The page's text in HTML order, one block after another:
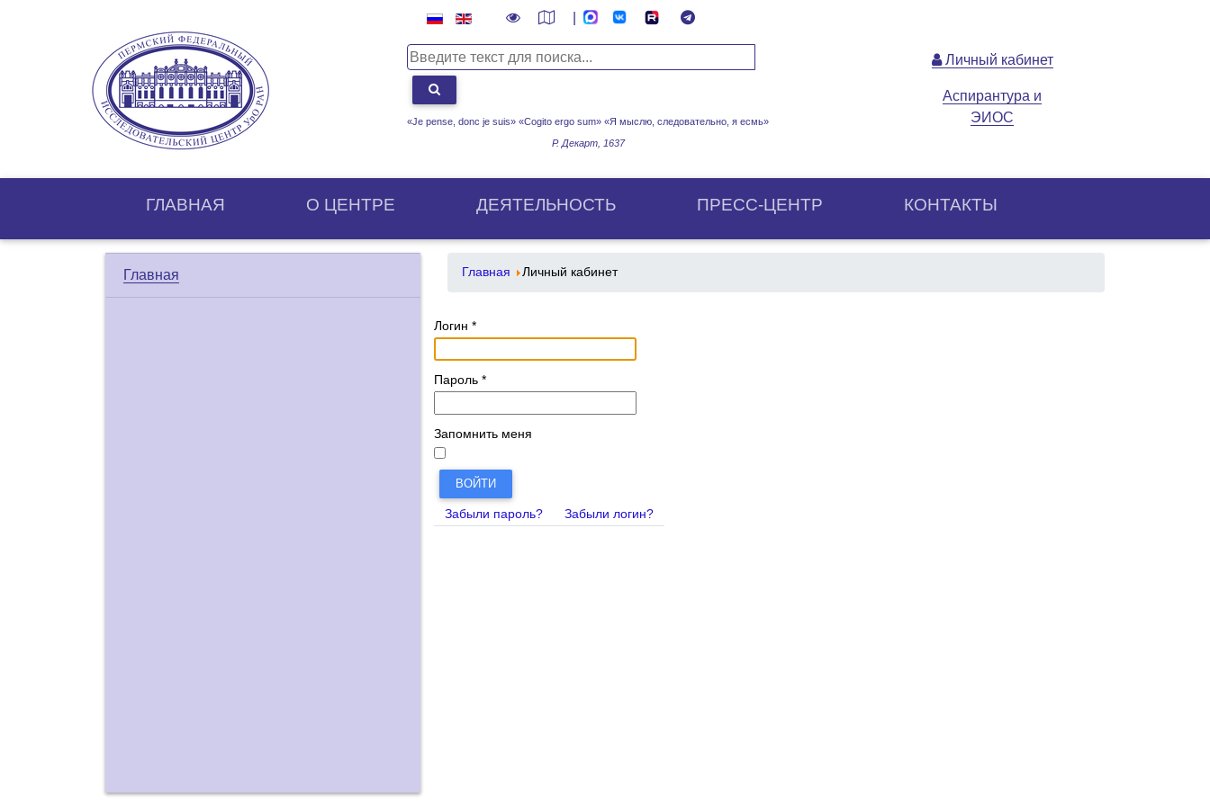
«Je pense, donc je suis» «Cogito ergo sum» «Я мыслю, следовательно, я есмь»
Р. Декарт, 1637
Личный кабинет
Аспирантура и
ЭИОС
ГЛАВНАЯ О ЦЕНТРE ДЕЯТЕЛЬНОСТЬ ПРЕСС-ЦЕНТР КОНТАКТЫ
Главная Главная Личный кабинет
Логин *
Пароль *
Запомнить меня
ВОЙТИ
Забыли пароль? Забыли логин?